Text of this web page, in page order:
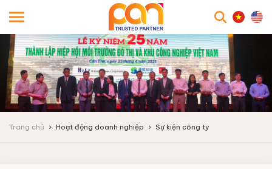
Trang chủ Hoạt động doanh nghiệp Sự kiện công ty